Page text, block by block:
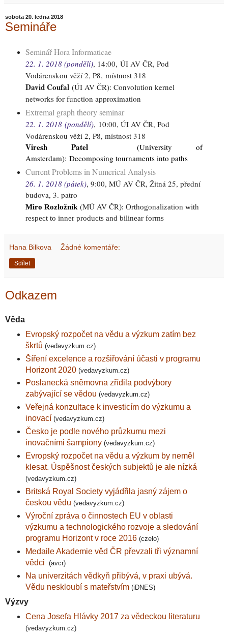
sobota 20. ledna 2018
Semináře
Seminář Hora Informaticae
22. 1. 2018 (pondělí), 14:00, ÚI AV ČR, Pod
Vodárenskou věží 2, P8, místnost 318
David Coufal(ÚI AV ČR): Convolution kernel
networks for function approximation
Extremal graph theory seminar
22. 1. 2018 (pondělí), 10:00, ÚI AV ČR, Pod
Vodárenskou věží 2, P8, místnost 318
Viresh Patel
(University of
Amsterdam): Decomposing tournaments into paths
Current Problems in Numerical Analysis
26. 1. 2018 (pátek), 9:00, MÚ AV ČR, Žitná 25, přední
budova, 3. patro
Miro Rozložník (MÚ AV ČR): Orthogonalization with
respect to inner products and bilinear forms
Hana Bilkova Žádné komentáře:
Sdílet
Odkazem
Věda
Evropský rozpočet na vědu a výzkum zatím bez
škrtů (vedavyzkum.cz)
Šíření excelence a rozšiřování účasti v programu
Horizont 2020 (vedavyzkum.cz)
Poslanecká sněmovna zřídila podvýbory
zabývající se vědou (vedavyzkum.cz)
Veřejná konzultace k investicím do výzkumu a
inovací (vedavyzkum.cz)
Česko je podle nového průzkumu mezi
inovačními šampiony (vedavyzkum.cz)
Evropský rozpočet na vědu a výzkum by neměl
klesat. Úspěšnost českých subjektů je ale nízká
(vedavyzkum.cz)
Britská Royal Society vyjádřila jasný zájem o
českou vědu (vedavyzkum.cz)
Výroční zpráva o činnostech EU v oblasti
výzkumu a technologického rozvoje a sledování
programu Horizont v roce 2016 (czelo)
Medaile Akademie věd ČR převzali tři významní
vědci (avcr)
Na univerzitách vědkyň přibývá, v praxi ubývá.
Vědu neskloubí s mateřstvím (iDNES)
Výzvy
Cena Josefa Hlávky 2017 za vědeckou literaturu
(vedavyzkum.cz)